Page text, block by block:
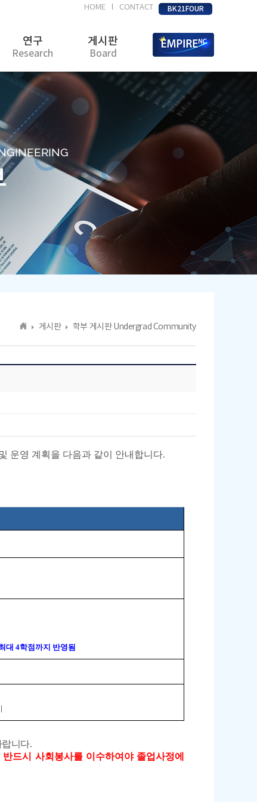
HOME CONTACT BK21FOUR
연구
Research
게시판
Board
게시판 학부 게시판 Undergrad Community
운영 계획을 다음과 같이 안내합니다.
대 4학점까지 반영됨
니다.
드시 사회봉사를 이수하여야 졸업사정에